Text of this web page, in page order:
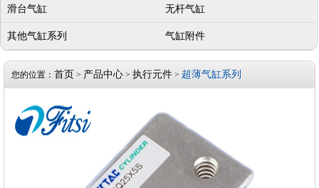
滑台气缸 无杆气缸
其他气缸系列 气缸附件
您的位置： 首页 > 产品中心 > 执行元件 > 超薄气缸系列